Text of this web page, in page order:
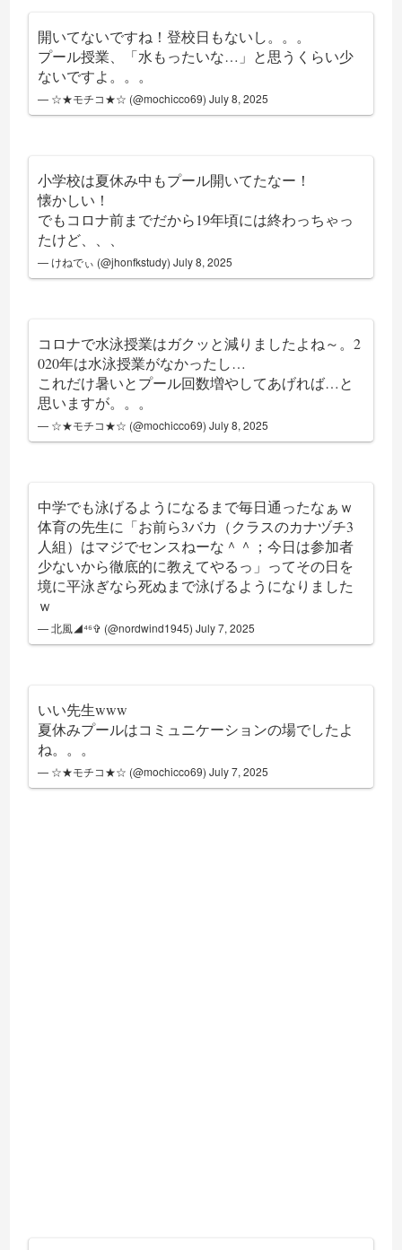
開いてないですね！登校日もないし。。。
プール授業、「水もったいな…」と思うくらい少
ないですよ。。。
— ☆★モチコ★☆ (@mochicco69)July 8, 2025
小学校は夏休み中もプール開いてたなー！
懐かしい！
でもコロナ前までだから19年頃には終わっちゃっ
たけど、、、
— けねでぃ (@jhonfkstudy)July 8, 2025
コロナで水泳授業はガクッと減りましたよね～。2
020年は水泳授業がなかったし…
これだけ暑いとプール回数増やしてあげれば…と
思いますが。。。
— ☆★モチコ★☆ (@mochicco69)July 8, 2025
中学でも泳げるようになるまで毎日通ったなぁｗ
体育の先生に「お前ら3バカ（クラスのカナヅチ3
人組）はマジでセンスねーな＾＾；今日は参加者
少ないから徹底的に教えてやるっ」ってその日を
境に平泳ぎなら死ぬまで泳げるようになりました
ｗ
— 北風◢⁴⁶✞ (@nordwind1945)July 7, 2025
いい先生www
夏休みプールはコミュニケーションの場でしたよ
ね。。。
— ☆★モチコ★☆ (@mochicco69)July 7, 2025